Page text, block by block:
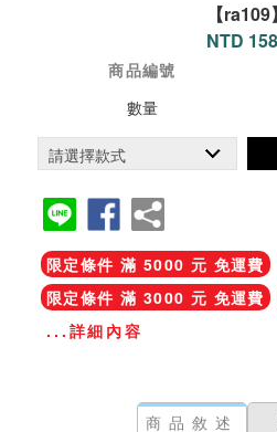
【ra109】
NTD
商品編號
數量
限定條件 滿 5000 元 免運費
限定條件 滿 3000 元 免運費
...詳細內容
商品敘述